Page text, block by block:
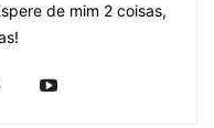
de mim 2 coisas,